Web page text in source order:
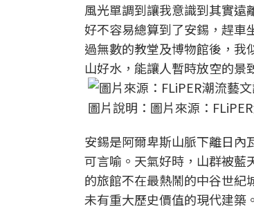
風光單調到讓我意識到其實遠
好不容易總算到了安錫，趕車
過無數的教堂及博物館後，我
山好水，能讓人暫時放空的景
圖片說明：圖片來源：
安錫是阿爾卑斯山脈下離日內
可言喻。天氣好時，山群被藍
的旅館不在最熱鬧的中谷世紀
未有重大歷史價值的現代建築